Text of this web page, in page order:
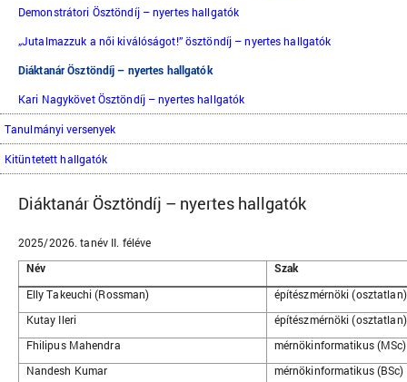
Demonstrátori Ösztöndíj – nyertes hallgatók
„Jutalmazzuk a női kiválóságot!” ösztöndíj – nyertes hallgatók
Diáktanár Ösztöndíj – nyertes hallgatók
Kari Nagykövet Ösztöndíj – nyertes hallgatók
Tanulmányi versenyek
Kitüntetett hallgatók
Diáktanár Ösztöndíj – nyertes hallgatók
2025/2026. tanév II. féléve
Név
Szak
Elly Takeuchi (Rossman)
építészmérnöki
Kutay Ileri
építészmérnöki
Fhilipus Mahendra
mérnökinformatikus
Nandesh Kumar
mérnökinformatikus